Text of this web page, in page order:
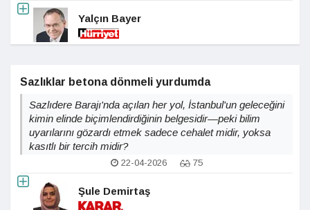
Yalçın Bayer
Sazlıklar betona dönmeli yurdumda
Sazlıdere Barajı'nda açılan her yol, İstanbul'un geleceğini
kimin elinde biçimlendirdiğinin belgesidir—peki bilim
uyarılarını gözardı etmek sadece cehalet midir, yoksa
kasıtlı bir tercih midir?
22-04-2026 75
Şule Demirtaş